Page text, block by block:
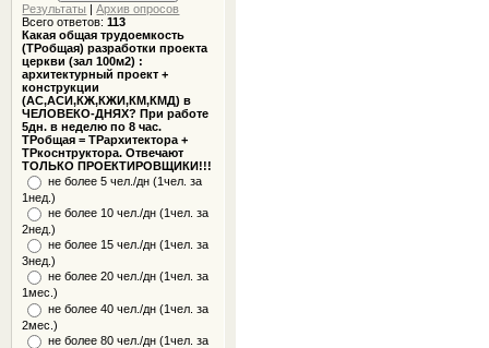
Результаты |Архив опросов
Всего ответов:113
Какая общая трудоемкость
(ТРобщая) разработки проекта
церкви (зал 100м2) :
архитектурный проект +
конструкции
(АС,АСИ,КЖ,КЖИ,КМ,КМД) в
ЧЕЛОВЕКО-ДНЯХ? При работе
5дн. в неделю по 8 час.
ТРобщая = ТРархитектора +
ТРкоснтруктора. Отвечают
ТОЛЬКО ПРОЕКТИРОВЩИКИ!!!
не более 5 чел./дн (1чел. за
1нед.)
не более 10 чел./дн (1чел. за
2нед.)
не более 15 чел./дн (1чел. за
3нед.)
не более 20 чел./дн (1чел. за
1мес.)
не более 40 чел./дн (1чел. за
2мес.)
не более 80 чел./дн (1чел. за